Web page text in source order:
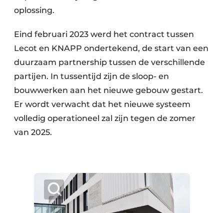
oplossing.
Eind februari 2023 werd het contract tussen
Lecot en KNAPP ondertekend, de start van een
duurzaam partnership tussen de verschillende
partijen. In tussentijd zijn de sloop- en
bouwwerken aan het nieuwe gebouw gestart.
Er wordt verwacht dat het nieuwe systeem
volledig operationeel zal zijn tegen de zomer
van 2025.